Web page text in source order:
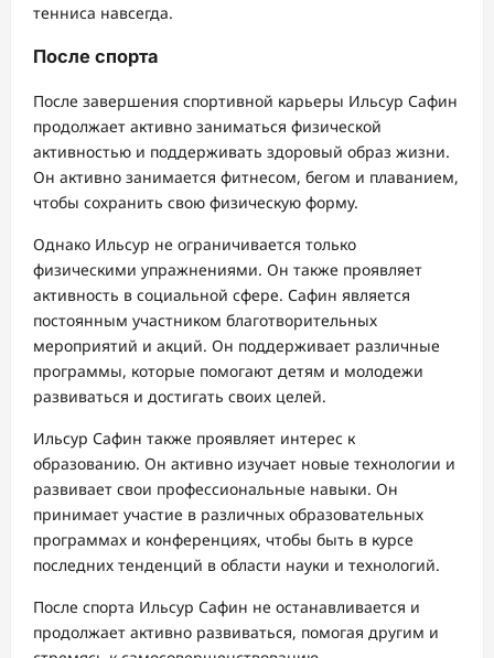
тенниса навсегда.
После спорта
После завершения спортивной карьеры Ильсур Сафин
продолжает активно заниматься физической
активностью и поддерживать здоровый образ жизни.
Он активно занимается фитнесом, бегом и плаванием,
чтобы сохранить свою физическую форму.
Однако Ильсур не ограничивается только
физическими упражнениями. Он также проявляет
активность в социальной сфере. Сафин является
постоянным участником благотворительных
мероприятий и акций. Он поддерживает различные
программы, которые помогают детям и молодежи
развиваться и достигать своих целей.
Ильсур Сафин также проявляет интерес к
образованию. Он активно изучает новые технологии и
развивает свои профессиональные навыки. Он
принимает участие в различных образовательных
программах и конференциях, чтобы быть в курсе
последних тенденций в области науки и технологий.
После спорта Ильсур Сафин не останавливается и
продолжает активно развиваться, помогая другим и